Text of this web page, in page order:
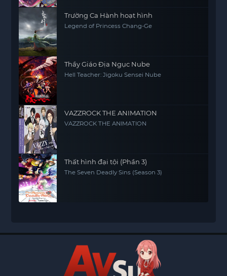
Trường Ca Hành hoạt hình
Legend of Princess Chang-Ge
Thầy Giáo Địa Ngục Nube
Hell Teacher: Jigoku Sensei Nube
VAZZROCK THE ANIMATION
VAZZROCK THE ANIMATION
Thất hình đại tội (Phần 3)
The Seven Deadly Sins (Season 3)